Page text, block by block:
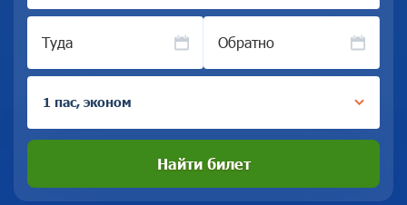
Туда Обратно
1 пас, эконом
Найти билет